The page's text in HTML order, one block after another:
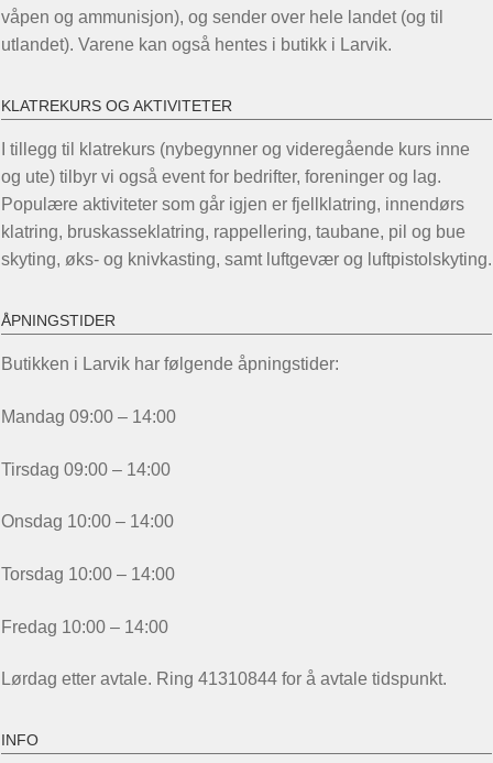
våpen og ammunisjon), og sender over hele landet (og til
utlandet). Varene kan også hentes i butikk i Larvik.
KLATREKURS OG AKTIVITETER
I tillegg til klatrekurs (nybegynner og videregående kurs inne
og ute) tilbyr vi også event for bedrifter, foreninger og lag.
Populære aktiviteter som går igjen er fjellklatring, innendørs
klatring, bruskasseklatring, rappellering, taubane, pil og bue
skyting, øks- og knivkasting, samt luftgevær og luftpistolskyting.
ÅPNINGSTIDER
Butikken i Larvik har følgende åpningstider:
Mandag 09:00 – 14:00
Tirsdag 09:00 – 14:00
Onsdag 10:00 – 14:00
Torsdag 10:00 – 14:00
Fredag 10:00 – 14:00
Lørdag etter avtale. Ring 41310844 for å avtale tidspunkt.
INFO